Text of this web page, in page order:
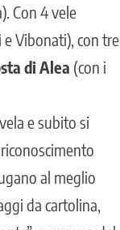
Con 4 vele
e Vibonati), con tre
di Alea (con i
e subito si
al meglio
da cartolina,